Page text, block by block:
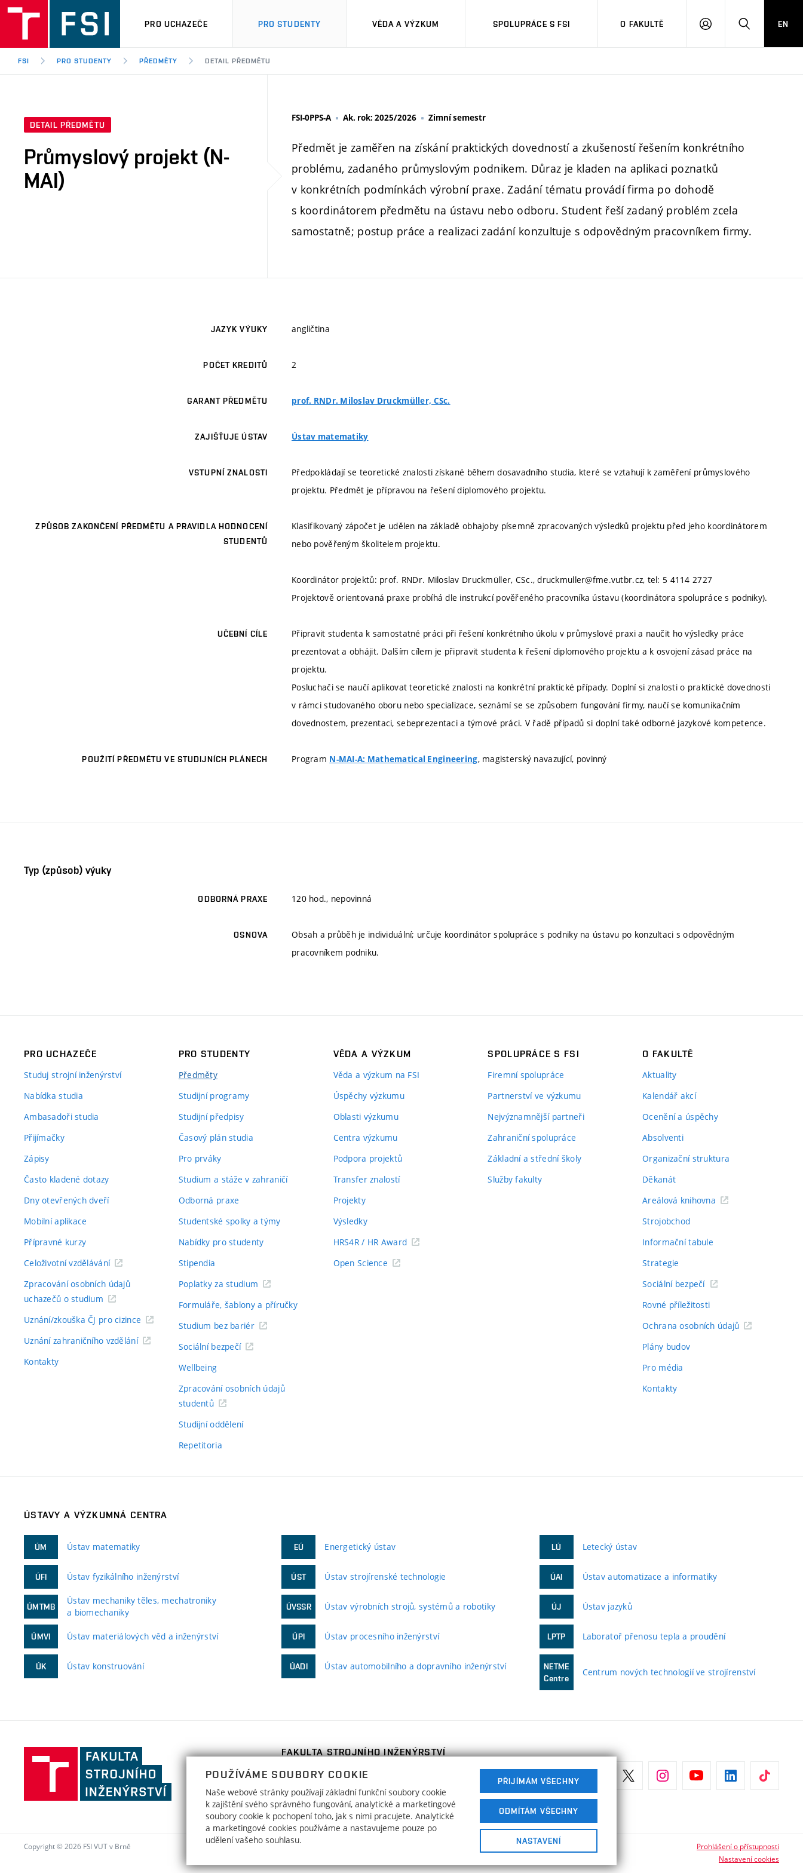
PRO UCHAZEČE PRO STUDENTY VĚDA A VÝZKUM SPOLUPRÁCE S FSI O FAKULTĚ
PŘIHLÁŠENÍHLEDAT
EN
FSI PRO STUDENTY PŘEDMĚTY DETAIL PŘEDMĚTU
DETAIL PŘEDMĚTU
Průmyslový projekt (N-
MAI)
FSI-0PPS-A Ak. rok: 2025/2026 Zimní semestr
Předmět je zaměřen na získání praktických dovedností a zkušeností řešením konkrétního
problému, zadaného průmyslovým podnikem. Důraz je kladen na aplikaci poznatků
v konkrétních podmínkách výrobní praxe. Zadání tématu provádí firma po dohodě
s koordinátorem předmětu na ústavu nebo odboru. Student řeší zadaný problém zcela
samostatně; postup práce a realizaci zadání konzultuje s odpovědným pracovníkem firmy.
JAZYK VÝUKY angličtina
POČET KREDITŮ 2
GARANT PŘEDMĚTU prof. RNDr. Miloslav Druckmüller, CSc.
ZAJIŠŤUJE ÚSTAV Ústav matematiky
VSTUPNÍ ZNALOSTI
Předpokládají se teoretické znalosti získané během dosavadního studia, které se vztahují k zaměření průmyslového
projektu. Předmět je přípravou na řešení diplomového projektu.
ZPŮSOB ZAKONČENÍ PŘEDMĚTU A PRAVIDLA HODNOCENÍ
STUDENTŮ
Klasifikovaný zápočet je udělen na základě obhajoby písemně zpracovaných výsledků projektu před jeho koordinátorem
nebo pověřeným školitelem projektu.
Koordinátor projektů: prof. RNDr. Miloslav Druckmüller, CSc., druckmuller@fme.vutbr.cz, tel: 5 4114 2727
Projektově orientovaná praxe probíhá dle instrukcí pověřeného pracovníka ústavu (koordinátora spolupráce s podniky).
UČEBNÍ CÍLE
Připravit studenta k samostatné práci při řešení konkrétního úkolu v průmyslové praxi a naučit ho výsledky práce
prezentovat a obhájit. Dalším cílem je připravit studenta k řešení diplomového projektu a k osvojení zásad práce na
projektu.
Posluchači se naučí aplikovat teoretické znalosti na konkrétní praktické případy. Doplní si znalosti o praktické dovednosti
v rámci studovaného oboru nebo specializace, seznámí se se způsobem fungování firmy, naučí se komunikačním
dovednostem, prezentaci, sebeprezentaci a týmové práci. V řadě případů si doplní také odborné jazykové kompetence.
POUŽITÍ PŘEDMĚTU VE STUDIJNÍCH PLÁNECH Program N-MAI-A: Mathematical Engineering, magisterský navazující, povinný
Typ (způsob) výuky
ODBORNÁ PRAXE 120 hod., nepovinná
OSNOVA
Obsah a průběh je individuální; určuje koordinátor spolupráce s podniky na ústavu po konzultaci s odpovědným
pracovníkem podniku.
PRO UCHAZEČE
Studuj strojní inženýrství
Nabídka studia
Ambasadoři studia
Přijímačky
Zápisy
Často kladené dotazy
Dny otevřených dveří
Mobilní aplikace
Přípravné kurzy
Celoživotní vzdělávání
Zpracování osobních údajů
uchazečů o studium
Uznání/zkouška ČJ pro cizince
Uznání zahraničního vzdělání
Kontakty
PRO STUDENTY
Předměty
Studijní programy
Studijní předpisy
Časový plán studia
Pro prváky
Studium a stáže v zahraničí
Odborná praxe
Studentské spolky a týmy
Nabídky pro studenty
Stipendia
Poplatky za studium
Formuláře, šablony a příručky
Studium bez bariér
Sociální bezpečí
Wellbeing
Zpracování osobních údajů
studentů
Studijní oddělení
Repetitoria
VĚDA A VÝZKUM
Věda a výzkum na FSI
Úspěchy výzkumu
Oblasti výzkumu
Centra výzkumu
Podpora projektů
Transfer znalostí
Projekty
Výsledky
HRS4R / HR Award
Open Science
SPOLUPRÁCE S FSI
Firemní spolupráce
Partnerství ve výzkumu
Nejvýznamnější partneři
Zahraniční spolupráce
Základní a střední školy
Služby fakulty
O FAKULTĚ
Aktuality
Kalendář akcí
Ocenění a úspěchy
Absolventi
Organizační struktura
Děkanát
Areálová knihovna
Strojobchod
Informační tabule
Strategie
Sociální bezpečí
Rovné příležitosti
Ochrana osobních údajů
Plány budov
Pro média
Kontakty
ÚSTAVY A VÝZKUMNÁ CENTRA
ÚM Ústav matematiky
ÚFI Ústav fyzikálního inženýrství
ÚMTMB
Ústav mechaniky těles, mechatroniky
a biomechaniky
ÚMVI Ústav materiálových věd a inženýrství
ÚK Ústav konstruování
EÚ Energetický ústav
ÚST Ústav strojírenské technologie
ÚVSSR Ústav výrobních strojů, systémů a robotiky
ÚPI Ústav procesního inženýrství
ÚADI Ústav automobilního a dopravního inženýrství
LÚ Letecký ústav
ÚAI Ústav automatizace a informatiky
ÚJ Ústav jazyků
LPTP Laboratoř přenosu tepla a proudění
NETME
Centre
Centrum nových technologií ve strojírenství
Fakulta
inženýrství,
Vysoké
technické
FAKULTA STROJNÍHO INŽENÝRSTVÍ
Technická 2896/2
616 69 Brno
info@fme.vutbr.cz
Copyright © 2026 FSI VUT v Brně
Prohlášení o přístupnosti
Nastavení cookies
POUŽÍVÁME SOUBORY COOKIE
Naše webové stránky používají základní funkční soubory cookie
k zajištění svého správného fungování, analytické a marketingové
soubory cookie k pochopení toho, jak s nimi pracujete. Analytické
a marketingové cookies používáme a nastavujeme pouze po
udělení vašeho souhlasu.
PŘIJÍMÁM VŠECHNY
ODMÍTÁM VŠECHNY
NASTAVENÍ